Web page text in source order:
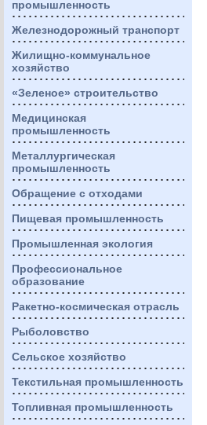
промышленность
Железнодорожный транспорт
Жилищно-коммунальное
хозяйство
«Зеленое» строительство
Медицинская
промышленность
Металлургическая
промышленность
Обращение с отходами
Пищевая промышленность
Промышленная экология
Профессиональное
образование
Ракетно-космическая отрасль
Рыболовство
Сельское хозяйство
Текстильная промышленность
Топливная промышленность